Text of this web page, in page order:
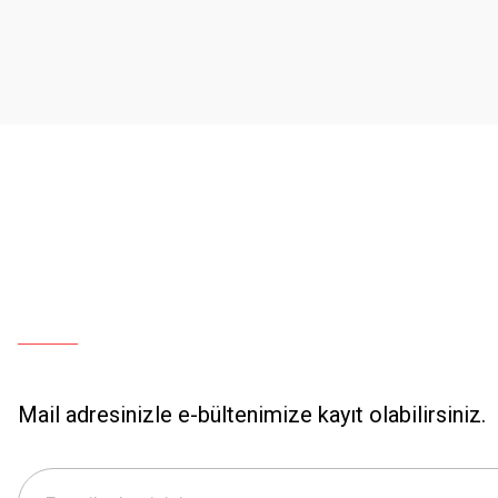
Mail adresinizle e-bültenimize kayıt olabilirsiniz.